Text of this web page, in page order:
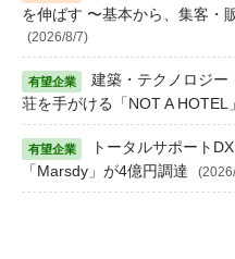
を伸ばす 〜基本から、集客・
(2026/8/7)
建築・テクノロジー
荘を手がける「NOT A HOTEL
トータルサポート
「Marsdy」が4億円調達